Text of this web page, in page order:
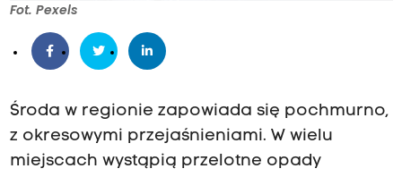
Fot. Pexels
Środa w regionie zapowiada się pochmurno,
z okresowymi przejaśnieniami. W wielu
miejscach wystąpią przelotne opady